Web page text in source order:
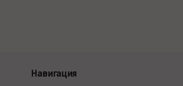
Навигация